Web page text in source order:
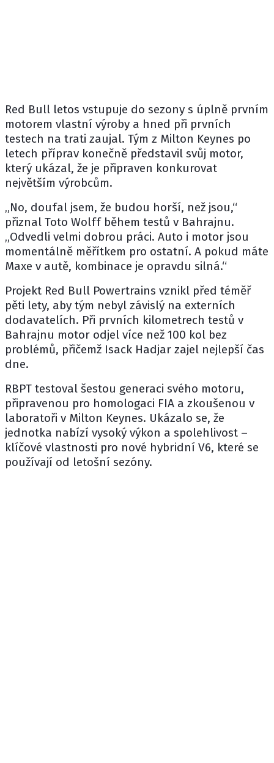
Red Bull letos vstupuje do sezony s úplně prvním
motorem vlastní výroby a hned při prvních
testech na trati zaujal. Tým z Milton Keynes po
letech příprav konečně představil svůj motor,
který ukázal, že je připraven konkurovat
největším výrobcům.
„No, doufal jsem, že budou horší, než jsou,“
přiznal Toto Wolffběhem testů v Bahrajnu.
„Odvedli velmi dobrou práci. Auto i motor jsou
momentálně měřítkem pro ostatní. A pokud máte
Maxe v autě, kombinace je opravdu silná.“
Projekt Red Bull Powertrains vznikl před téměř
pěti lety, aby tým nebyl závislý na externích
dodavatelích. Při prvních kilometrech testů v
Bahrajnu motor odjel více než 100 kol bez
problémů, přičemž Isack Hadjar zajel nejlepší čas
dne.
RBPT testoval šestou generaci svého motoru,
připravenou pro homologaci FIA a zkoušenou v
laboratoři v Milton Keynes. Ukázalo se, že
jednotka nabízí vysoký výkon a spolehlivost –
klíčové vlastnosti pro nové hybridní V6, které se
používají od letošní sezóny.